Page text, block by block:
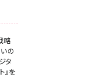
略
の
タ
』を